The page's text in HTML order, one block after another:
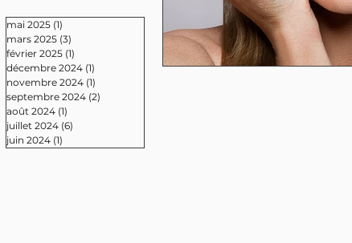
mai 2025 (1)
mars 2025 (3)
février 2025 (1)
décembre 2024 (1)
novembre 2024 (1)
septembre 2024 (2)
août 2024 (1)
juillet 2024 (6)
juin 2024 (1)